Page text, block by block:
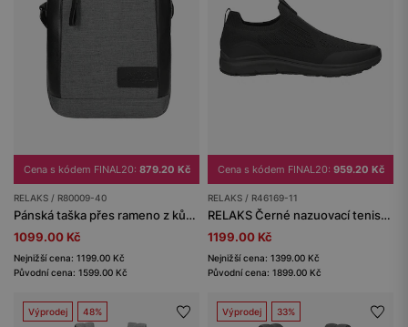
Cena s kódem FINAL20: 879.20 Kč
RELAKS / R80009-40
Pánská taška přes rameno z kůže a textilu RELAKS
1099.00 Kč
Nejnižší cena: 1199.00 Kč
Původní cena: 1599.00 Kč
Cena s kódem FINAL20: 959.20 Kč
RELAKS / R46169-11
RELAKS Černé nazuovací tenisky se síťovinou
1199.00 Kč
Nejnižší cena: 1399.00 Kč
Původní cena: 1899.00 Kč
Výprodej 48% Výprodej 33%